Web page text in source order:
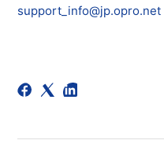
support_info@jp.opro.net